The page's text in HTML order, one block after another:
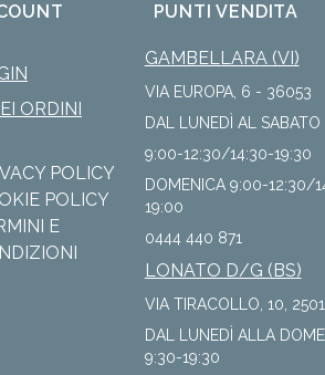
ORDINI
POLICY
POLICY
E
PUNTI VENDITA
GAMBELLARA (VI)
VIA EUROPA, 6 - 36053
DAL LUNEDÌ AL SABATO
9:00-12:30/14:30-19:30
DOMENICA 9:00-12:30/
19:00
0444 440 871
LONATO D/G (BS)
VIA TIRACOLLO, 10,
DAL LUNEDÌ ALLA
9:30-19:30